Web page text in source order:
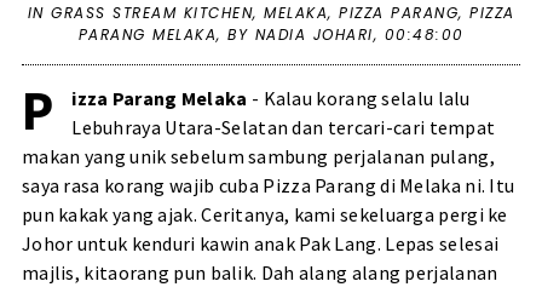
IN GRASS STREAM KITCHEN, MELAKA, PIZZA PARANG, PIZZA
PARANG MELAKA, BY NADIA JOHARI, 00:48:00
P izza Parang Melaka - Kalau korang selalu lalu
Lebuhraya Utara-Selatan dan tercari-cari tempat
makan yang unik sebelum sambung perjalanan pulang,
saya rasa korang wajib cuba Pizza Parang di Melaka ni. Itu
pun kakak yang ajak. Ceritanya, kami sekeluarga pergi ke
Johor untuk kenduri kawin anak Pak Lang. Lepas selesai
majlis, kitaorang pun balik. Dah alang alang perjalanan